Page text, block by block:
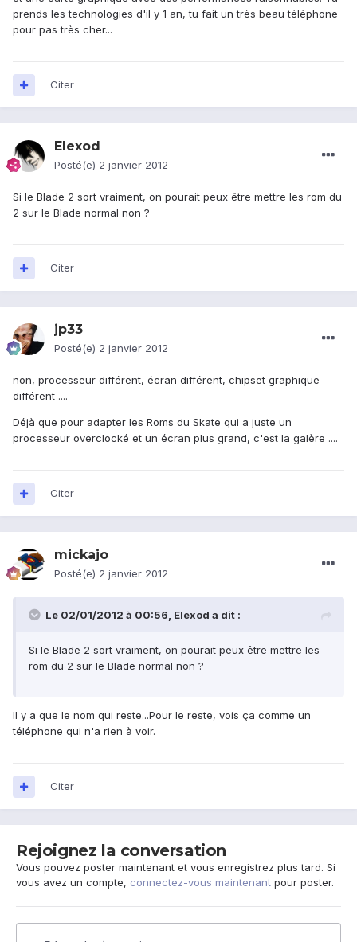
prends les technologies d'il y 1 an, tu fait un très beau téléphone
pour pas très cher...
Citer
Elexod
Posté(e) 2 janvier 2012
Si le Blade 2 sort vraiment, on pourait peux être mettre les rom du
2 sur le Blade normal non ?
Citer
jp33
Posté(e) 2 janvier 2012
non, processeur différent, écran différent, chipset graphique
différent ....
Déjà que pour adapter les Roms du Skate qui a juste un
processeur overclocké et un écran plus grand, c'est la galère ....
Citer
mickajo
Posté(e) 2 janvier 2012
Le 02/01/2012 à 00:56, Elexod a dit :
Si le Blade 2 sort vraiment, on pourait peux être mettre les
rom du 2 sur le Blade normal non ?
Il y a que le nom qui reste...Pour le reste, vois ça comme un
téléphone qui n'a rien à voir.
Citer
Rejoignez la conversation
Vous pouvez poster maintenant et vous enregistrez plus tard. Si
vous avez un compte, connectez-vous maintenant pour poster.